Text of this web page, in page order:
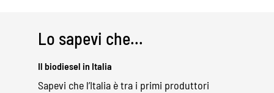
Lo sapevi che...
Il biodiesel in Italia
Sapevi che l’Italia è tra i primi produttori